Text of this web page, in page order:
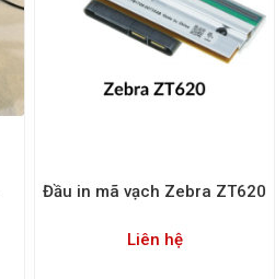
Đầu in mã vạch Zebra ZT620
Liên hệ